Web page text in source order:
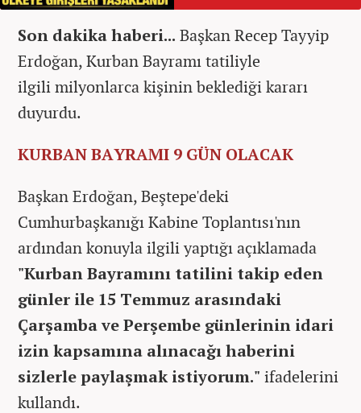
Son dakika haberi... Başkan Recep Tayyip
Erdoğan,Kurban Bayramı tatiliyle
ilgilimilyonlarca kişinin beklediği kararı
duyurdu.
KURBAN BAYRAMI 9 GÜN OLACAK
Başkan Erdoğan, Beştepe'deki
Cumhurbaşkanığı Kabine Toplantısı'nın
ardından konuyla ilgili yaptığı açıklamada
"Kurban Bayramını tatilini takip eden
günler ile 15 Temmuz arasındaki
Çarşamba ve Perşembe günlerinin idari
izin kapsamına alınacağı haberini
sizlerle paylaşmak istiyorum." ifadelerini
kullandı.